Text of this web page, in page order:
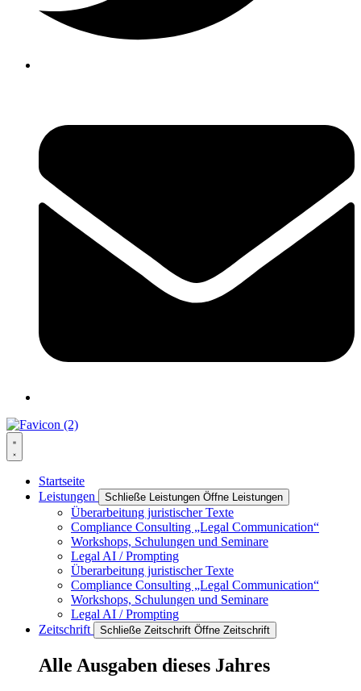
Startseite
Leistungen
Schließe Leistungen Öffne Leistungen
Überarbeitung juristischer Texte
Compliance Consulting „Legal Communication“
Workshops, Schulungen und Seminare
Legal AI / Prompting
Überarbeitung juristischer Texte
Compliance Consulting „Legal Communication“
Workshops, Schulungen und Seminare
Legal AI / Prompting
Zeitschrift
Schließe Zeitschrift Öffne Zeitschrift
Alle Ausgaben dieses Jahres